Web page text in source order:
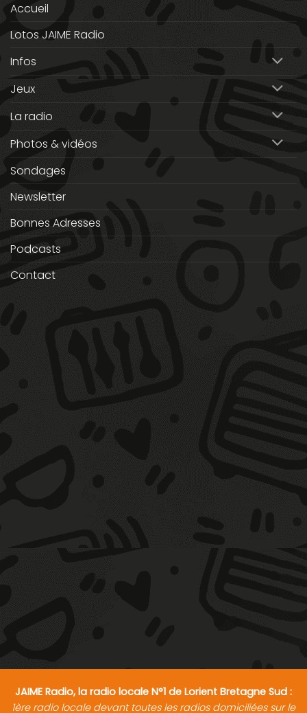
Accueil
Lotos JAIME Radio
Infos
Jeux
La radio
Photos & vidéos
Sondages
Newsletter
Bonnes Adresses
Podcasts
Contact
JAIME Radio, la radio locale N°1 de Lorient Bretagne Sud :
1ère radio locale devant toutes les radios domiciliées sur le